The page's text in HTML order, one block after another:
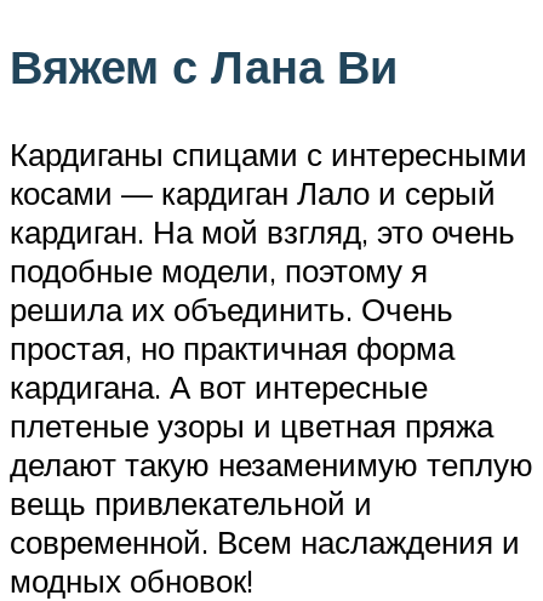
Вяжем с Лана Ви
Кардиганы спицами с интересными
косами — кардиган Лало и серый
кардиган. На мой взгляд, это очень
подобные модели, поэтому я
решила их объединить. Очень
простая, но практичная форма
кардигана. А вот интересные
плетеные узоры и цветная пряжа
делают такую незаменимую теплую
вещь привлекательной и
современной. Всем наслаждения и
модных обновок!